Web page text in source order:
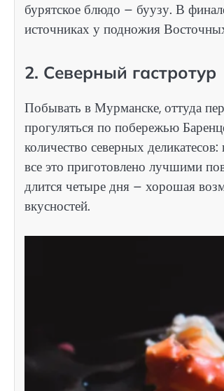
бурятское блюдо – буузу. В
источниках у подножия
2. Северный гастротур
Побывать в Мурманске, оттуда
прогуляться по побережью
количество северных
все это приготовлено лучшими
длится четыре дня – хорошая
вкусностей.